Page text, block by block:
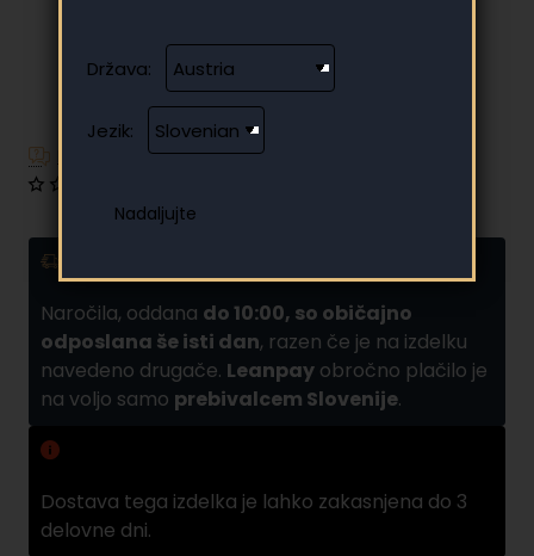
Država:
Jezik:
Imate dodatna vprašanja?
Naročila, oddana do 10:00, so običajno
odposlana še isti dan, razen če je na izdelku
navedeno drugače. Leanpay obročno plačilo je
na voljo samo prebivalcem Slovenije.
Dostava tega izdelka je lahko zakasnjena do 3
delovne dni.